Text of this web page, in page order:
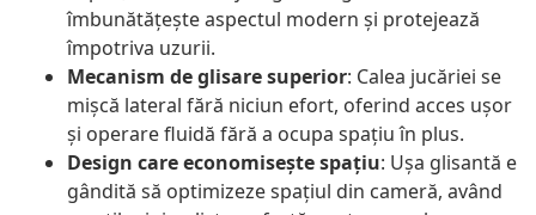
îmbunătățește aspectul modern și protejează
împotriva uzurii.
Mecanism de glisare superior: Calea jucăriei se
mișcă lateral fără niciun efort, oferind acces ușor
și operare fluidă fără a ocupa spațiu în plus.
Design care economisește spațiu: Ușa glisantă e
gândită să optimizeze spațiul din cameră, având